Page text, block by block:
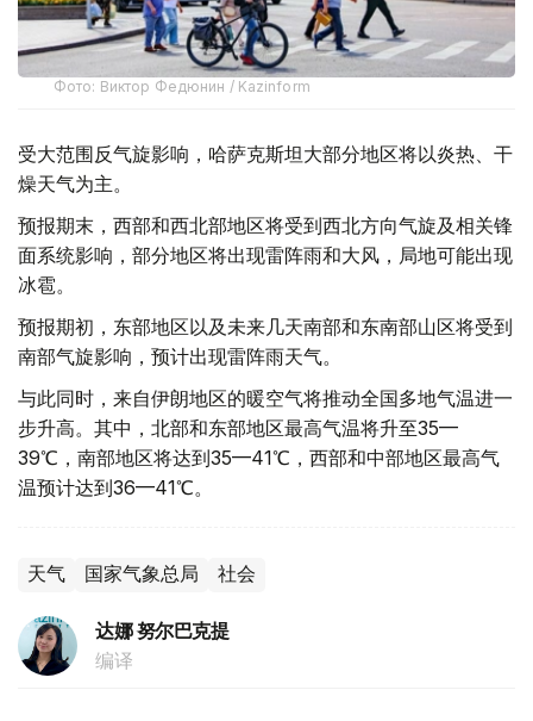
Фото: Виктор Федюнин / Kazinform
受大范围反气旋影响，哈萨克斯坦大部分地区将以炎热、干
燥天气为主。
预报期末，西部和西北部地区将受到西北方向气旋及相关锋
面系统影响，部分地区将出现雷阵雨和大风，局地可能出现
冰雹。
预报期初，东部地区以及未来几天南部和东南部山区将受到
南部气旋影响，预计出现雷阵雨天气。
与此同时，来自伊朗地区的暖空气将推动全国多地气温进一
步升高。其中，北部和东部地区最高气温将升至35—
39℃，南部地区将达到35—41℃，西部和中部地区最高气
温预计达到36—41℃。
天气 国家气象总局 社会
达娜 努尔巴克提
编译